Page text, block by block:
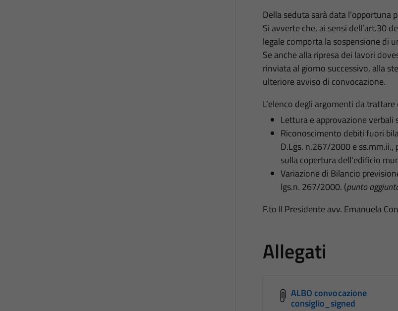
Della seduta sarà data l’opportuna
Si avverte che, ai sensi dell’art.30
legale comporta la sospensione di
Se anche alla ripresa dei lavori
rinviata al giorno successivo, alla
ulteriore avviso di convocazione.
L’elenco degli argomenti da trattare
Lettura e approvazione verbali
Riconoscimento debiti fuori
D.Lgs. n.267/2000 e
sulla copertura dell'edificio
Variazione di Bilancio
lgs.n. 267/2000. (punto
F.to Il Presidente avv. Emanuela
Allegati
ALBO convocazione
consiglio_signed